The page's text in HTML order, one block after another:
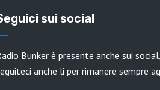
sui social
Bunker è presente anche sui social,
anche li per rimanere sempre